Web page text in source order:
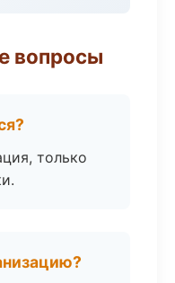
вопросы
только